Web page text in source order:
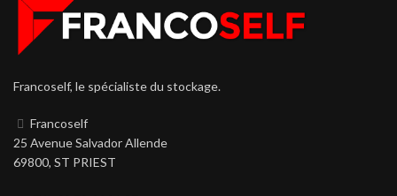
Francoself, le spécialiste du stockage.
Francoself
25 Avenue Salvador Allende
69800, ST PRIEST